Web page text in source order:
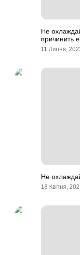
Не
причинить
11 Липня,
Не
18 Квітня,